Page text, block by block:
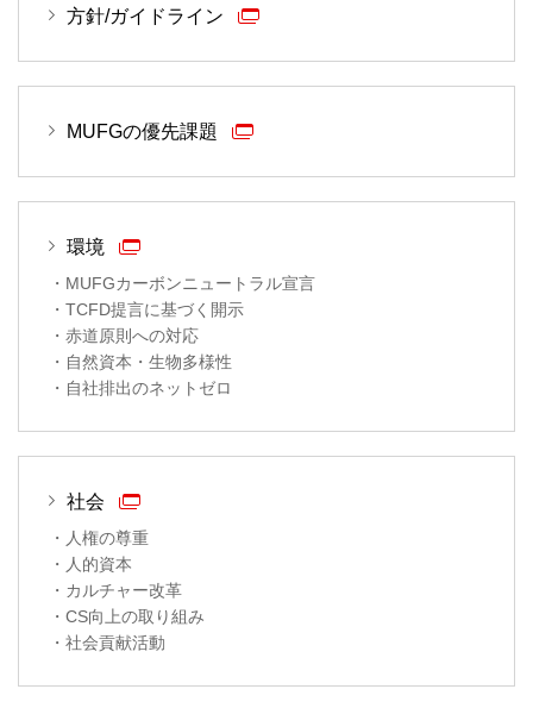
方針/ガイドライン
MUFGの優先課題
環境
・MUFGカーボンニュートラル宣言
・TCFD提言に基づく開示
・赤道原則への対応
・自然資本・生物多様性
・自社排出のネットゼロ
社会
・人権の尊重
・人的資本
・カルチャー改革
・CS向上の取り組み
・社会貢献活動